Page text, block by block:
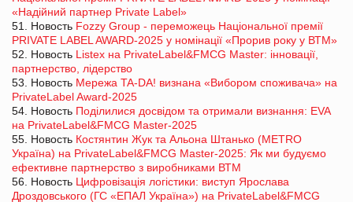
«Надійний партнер Private Label»
51. Новость Fozzy Group - переможець Національної премії
PRIVATE LABEL AWARD-2025 у номінації «Прорив року у ВТМ»
52. Новость Listex на PrivateLabel&FMCG Master: інновації,
партнерство, лідерство
53. Новость Мережа TA-DA! визнана «Вибором споживача» на
PrivateLabel Award-2025
54. Новость Поділилися досвідом та отримали визнання: EVA
на PrivateLabel&FMCG Master-2025
55. Новость Костянтин Жук та Альона Штанько (METRO
Україна) на PrivateLabel&FMCG Master-2025: Як ми будуємо
ефективне партнерство з виробниками ВТМ
56. Новость Цифровізація логістики: виступ Ярослава
Дроздовського (ГС «ЕПАЛ Україна») на PrivateLabel&FMCG